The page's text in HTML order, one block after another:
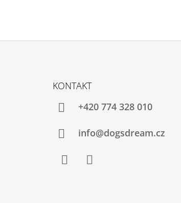
KONTAKT
+420 774 328 010
info@dogsdream.cz